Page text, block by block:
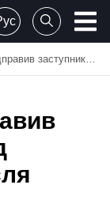
домашній арешт після смертельної аварії